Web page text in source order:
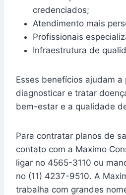
credenciados;
Atendimento mais
Profissionais
Infraestrutura de
Esses benefícios ajudam a
diagnosticar e tratar
bem-estar e a qualidade
Para contratar planos de
contato com a Maximo
ligar no 4565-3110 ou
no (11) 4237-9510. A
trabalha com grandes